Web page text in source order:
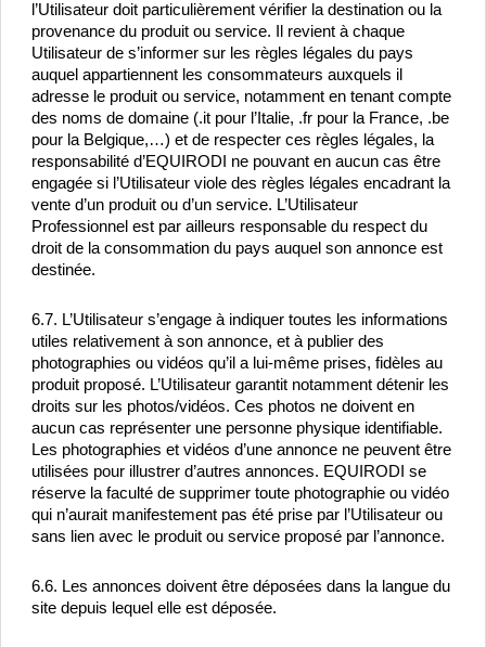
l’Utilisateur doit particulièrement vérifier la destination ou la
provenance du produit ou service. Il revient à chaque
Utilisateur de s’informer sur les règles légales du pays
auquel appartiennent les consommateurs auxquels il
adresse le produit ou service, notamment en tenant compte
des noms de domaine (.it pour l’Italie, .fr pour la France, .be
pour la Belgique,…) et de respecter ces règles légales, la
responsabilité d’EQUIRODI ne pouvant en aucun cas être
engagée si l’Utilisateur viole des règles légales encadrant la
vente d’un produit ou d’un service. L’Utilisateur
Professionnel est par ailleurs responsable du respect du
droit de la consommation du pays auquel son annonce est
destinée.
6.7. L’Utilisateur s’engage à indiquer toutes les informations
utiles relativement à son annonce, et à publier des
photographies ou vidéos qu’il a lui-même prises, fidèles au
produit proposé. L’Utilisateur garantit notamment détenir les
droits sur les photos/vidéos. Ces photos ne doivent en
aucun cas représenter une personne physique identifiable.
Les photographies et vidéos d’une annonce ne peuvent être
utilisées pour illustrer d’autres annonces. EQUIRODI se
réserve la faculté de supprimer toute photographie ou vidéo
qui n’aurait manifestement pas été prise par l’Utilisateur ou
sans lien avec le produit ou service proposé par l’annonce.
6.6. Les annonces doivent être déposées dans la langue du
site depuis lequel elle est déposée.